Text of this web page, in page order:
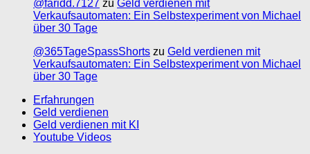
@faridd.7127 zu Geld verdienen mit
Verkaufsautomaten: Ein Selbstexperiment von Michael
über 30 Tage
@365TageSpassShorts zu Geld verdienen mit
Verkaufsautomaten: Ein Selbstexperiment von Michael
über 30 Tage
Erfahrungen
Geld verdienen
Geld verdienen mit KI
Youtube Videos